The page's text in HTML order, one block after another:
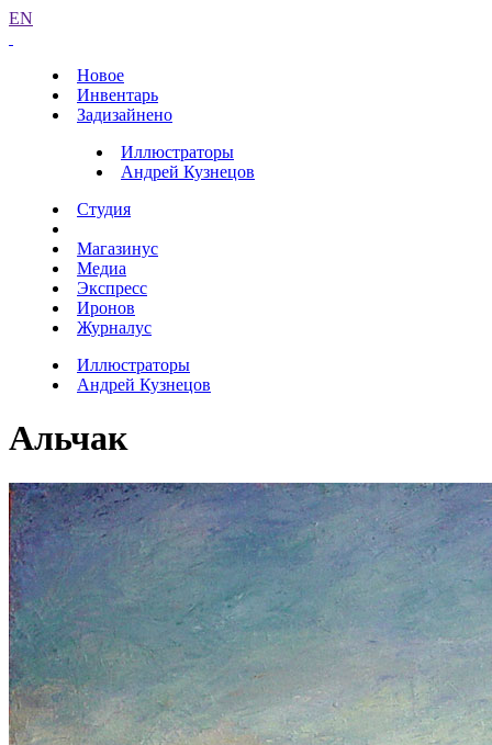
EN
Новое
Инвентарь
Задизайнено
Иллюстраторы
Андрей Кузнецов
Студия
Магазинус
Медиа
Экспресс
Иронов
Журналус
Иллюстраторы
Андрей Кузнецов
Альчак